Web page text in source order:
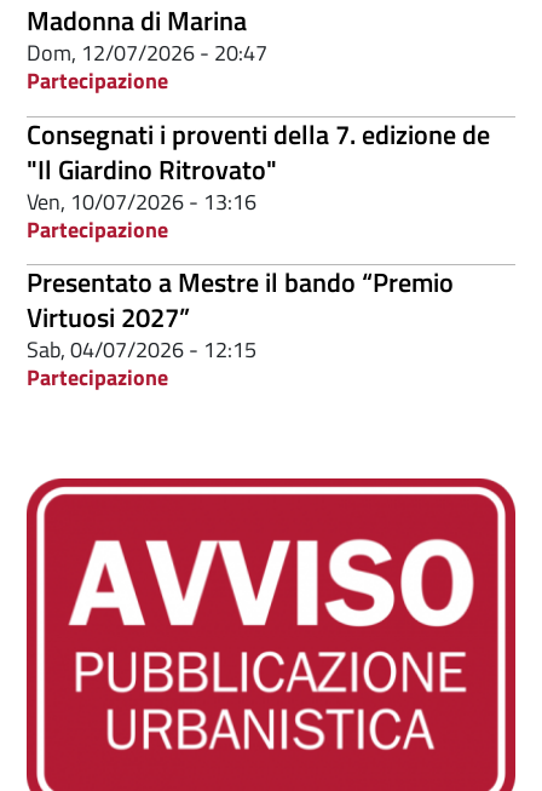
Madonna di Marina
Dom, 12/07/2026 - 20:47
Partecipazione
Consegnati i proventi della 7. edizione de
"Il Giardino Ritrovato"
Ven, 10/07/2026 - 13:16
Partecipazione
Presentato a Mestre il bando “Premio
Virtuosi 2027”
Sab, 04/07/2026 - 12:15
Partecipazione